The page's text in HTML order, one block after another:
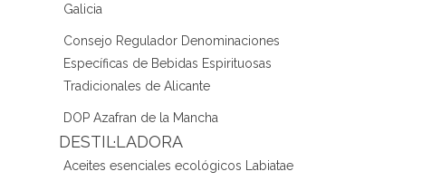
Galicia
Consejo Regulador Denominaciones
Específicas de Bebidas Espirituosas
Tradicionales de Alicante
DOP Azafran de la Mancha
DESTIL·LADORA
Aceites esenciales ecológicos Labiatae